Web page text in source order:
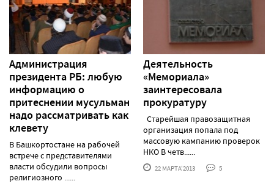
Администрация
президента РБ: любую
информацию о
притеснении мусульман
надо рассматривать как
клевету
В Башкортостане на рабочей
встрече с представителями
власти обсудили вопросы
религиозного ......
Деятельность
«Мемориала»
заинтересовала
прокуратуру
Старейшая правозащитная
организация попала под
массовую кампанию проверок
НКО В четв......
22 МАРТА'2013 5